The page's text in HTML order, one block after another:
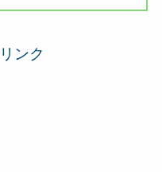
ンク